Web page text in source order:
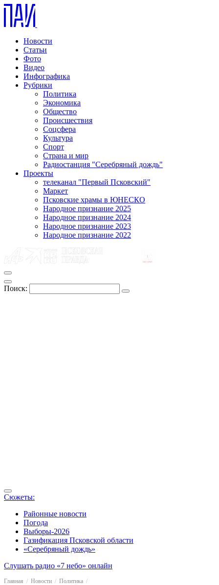
Новости
Статьи
Фото
Видео
Инфографика
Рубрики
Политика
Экономика
Общество
Происшествия
Соцсфера
Культура
Спорт
Страна и мир
Радиостанция "Серебряный дождь"
Проекты
телеканал "Первый Псковский"
Маркет
Псковские храмы в ЮНЕСКО
Народное признание 2025
Народное признание 2024
Народное признание 2023
Народное признание 2022
Поиск:
Сюжеты:
Районные новости
Погода
Выборы-2026
Газификация Псковской области
«Серебряный дождь»
Слушать радио «7 небо» онлайн
Главная Новости
Политика